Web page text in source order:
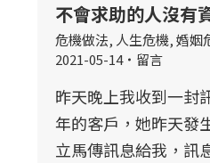
不會求助的人沒有
危機做法, 人生危機,婚姻
2021-05-14
留言
昨天晚上我收到一封
年的客戶，她昨天發
立馬傳訊息給我，訊